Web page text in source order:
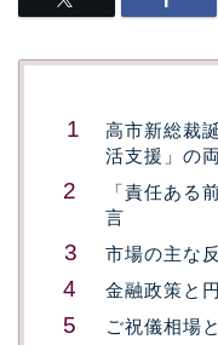
高市新総裁
活支援」の
「責任あ
言
市場の主な
金融政策と
ご祝儀相場